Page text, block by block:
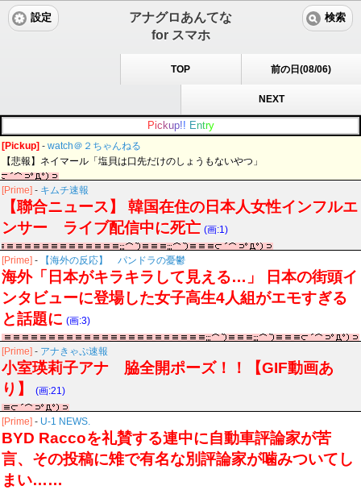
アナグロあんてな
for スマホ
設定 検索
TOP 前の日(08/06)
NEXT
Pic kup!! Entry
[Pickup] - watch＠２ちゃんねる
【悲報】ネイマール「塩貝は口先だけのしょうもないやつ」
[Prime] - キムチ速報
【聯合ニュース】 韓国在住の日本人女性インフルエ
ンサー ライブ配信中に死亡 (画:1)
[Prime] - 【海外の反応】 パンドラの憂鬱
海外「日本がキラキラして見える…」 日本の街頭イ
ンタビューに登場した女子高生4人組がエモすぎる
と話題に (画:3)
[Prime] - アナきゃぷ速報
小室瑛莉子アナ 脇全開ポーズ！！【GIF動画あ
り】
(画:21)
[Prime] - U-1 NEWS.
BYD Raccoを礼賛する連中に自動車評論家が苦
言、その投稿に雉で有名な別評論家が噛みついてし
まい……